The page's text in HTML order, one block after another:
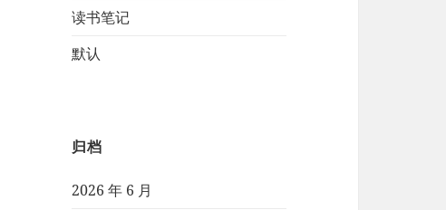
读书笔记
默认
归档
2026 年 6 月